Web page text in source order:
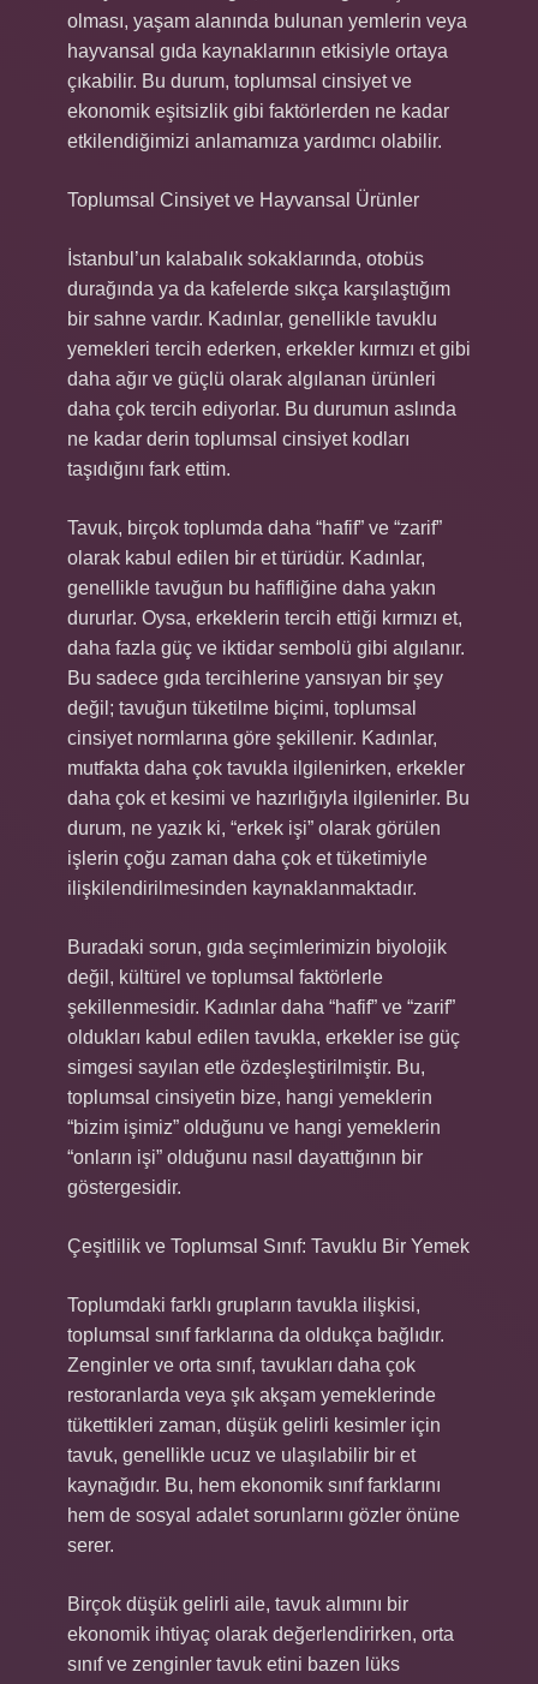
olması, yaşam alanında bulunan yemlerin veya
hayvansal gıda kaynaklarının etkisiyle ortaya
çıkabilir. Bu durum, toplumsal cinsiyet ve
ekonomik eşitsizlik gibi faktörlerden ne kadar
etkilendiğimizi anlamamıza yardımcı olabilir.
Toplumsal Cinsiyet ve Hayvansal Ürünler
İstanbul’un kalabalık sokaklarında, otobüs
durağında ya da kafelerde sıkça karşılaştığım
bir sahne vardır. Kadınlar, genellikle tavuklu
yemekleri tercih ederken, erkekler kırmızı et gibi
daha ağır ve güçlü olarak algılanan ürünleri
daha çok tercih ediyorlar. Bu durumun aslında
ne kadar derin toplumsal cinsiyet kodları
taşıdığını fark ettim.
Tavuk, birçok toplumda daha “hafif” ve “zarif”
olarak kabul edilen bir et türüdür. Kadınlar,
genellikle tavuğun bu hafifliğine daha yakın
dururlar. Oysa, erkeklerin tercih ettiği kırmızı et,
daha fazla güç ve iktidar sembolü gibi algılanır.
Bu sadece gıda tercihlerine yansıyan bir şey
değil; tavuğun tüketilme biçimi, toplumsal
cinsiyet normlarına göre şekillenir. Kadınlar,
mutfakta daha çok tavukla ilgilenirken, erkekler
daha çok et kesimi ve hazırlığıyla ilgilenirler. Bu
durum, ne yazık ki, “erkek işi” olarak görülen
işlerin çoğu zaman daha çok et tüketimiyle
ilişkilendirilmesinden kaynaklanmaktadır.
Buradaki sorun, gıda seçimlerimizin biyolojik
değil, kültürel ve toplumsal faktörlerle
şekillenmesidir. Kadınlar daha “hafif” ve “zarif”
oldukları kabul edilen tavukla, erkekler ise güç
simgesi sayılan etle özdeşleştirilmiştir. Bu,
toplumsal cinsiyetin bize, hangi yemeklerin
“bizim işimiz” olduğunu ve hangi yemeklerin
“onların işi” olduğunu nasıl dayattığının bir
göstergesidir.
Çeşitlilik ve Toplumsal Sınıf: Tavuklu Bir Yemek
Toplumdaki farklı grupların tavukla ilişkisi,
toplumsal sınıf farklarına da oldukça bağlıdır.
Zenginler ve orta sınıf, tavukları daha çok
restoranlarda veya şık akşam yemeklerinde
tükettikleri zaman, düşük gelirli kesimler için
tavuk, genellikle ucuz ve ulaşılabilir bir et
kaynağıdır. Bu, hem ekonomik sınıf farklarını
hem de sosyal adalet sorunlarını gözler önüne
serer.
Birçok düşük gelirli aile, tavuk alımını bir
ekonomik ihtiyaç olarak değerlendirirken, orta
sınıf ve zenginler tavuk etini bazen lüks